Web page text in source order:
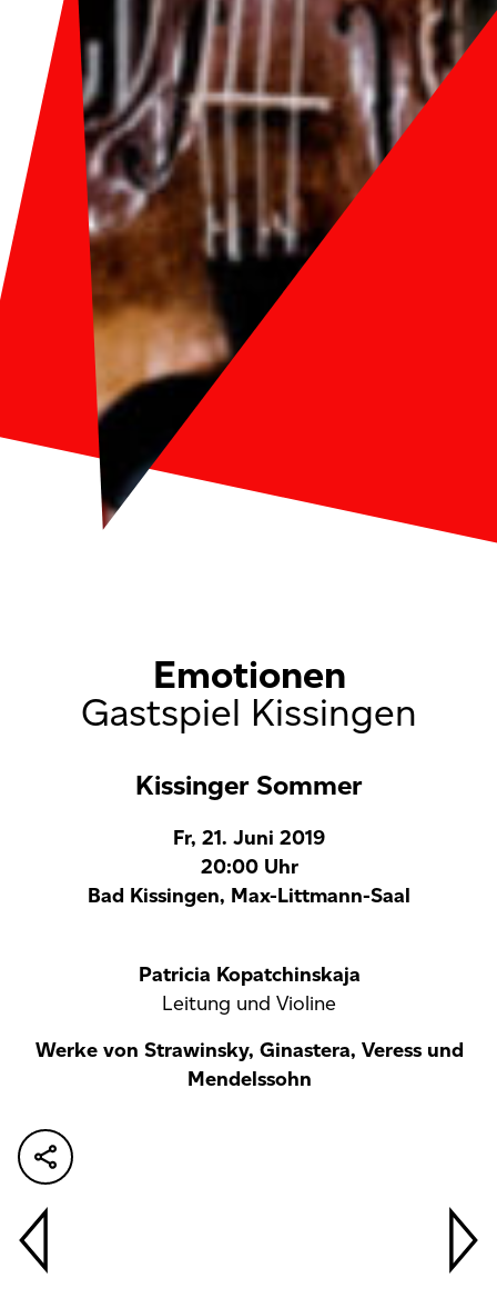
Emotionen
Gastspiel Kissingen
Kissinger Sommer
Fr, 21. Juni 2019
20:00 Uhr
Bad Kissingen, Max-Littmann-Saal
Patricia Kopatchinskaja
Leitung und Violine
Werke von Strawinsky, Ginastera, Veress und
Mendelssohn